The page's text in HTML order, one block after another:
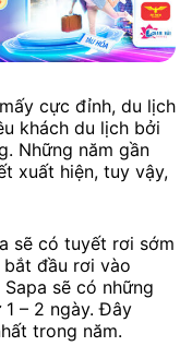
cực đỉnh, du lịch
khách du lịch bởi
Những năm gần
xuất hiện, tuy vậy,
sẽ có tuyết rơi sớm
đầu rơi vào
sẽ có những
– 2 ngày. Đây
trong năm.